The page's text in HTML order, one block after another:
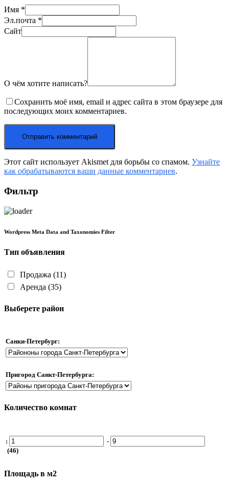
Имя *
Эл.почта *
Сайт
О чём хотите написать?
Сохранить моё имя, email и адрес сайта в этом браузере для
последующих моих комментариев.
Этот сайт использует Akismet для борьбы со спамом. Узнайте
как обрабатываются ваши данные комментариев.
Фильтр
Wordpress Meta Data and Taxonomies Filter
Тип объявления
Продажа (11)
Аренда (35)
Выберете район
Санки-Петербург:
Пригород Санкт-Петербурга:
Количество комнат
:
-
(46)
Площадь в м2